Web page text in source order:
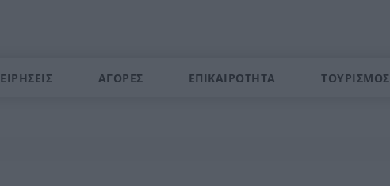
ΑΓΟΡΕΣ ΕΠΙΚΑΙΡΟΤΗΤΑ ΤΟΥΡΙΣΜΟΣ